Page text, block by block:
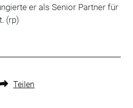
er als Senior Partner für
(rp)
Teilen